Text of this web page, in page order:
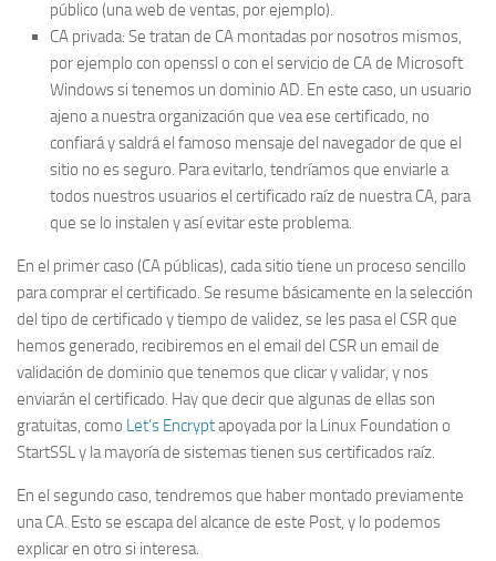
público (una web de ventas, por ejemplo).
CA privada: Se tratan de CA montadas por nosotros mismos,
por ejemplo con openssl o con el servicio de CA de Microsoft
Windows si tenemos un dominio AD. En este caso, un usuario
ajeno a nuestra organización que vea ese certificado, no
confiará y saldrá el famoso mensaje del navegador de que el
sitio no es seguro. Para evitarlo, tendríamos que enviarle a
todos nuestros usuarios el certificado raíz de nuestra CA, para
que se lo instalen y así evitar este problema.
En el primer caso (CA públicas), cada sitio tiene un proceso sencillo
para comprar el certificado. Se resume básicamente en la selección
del tipo de certificado y tiempo de validez, se les pasa el CSR que
hemos generado, recibiremos en el email del CSR un email de
validación de dominio que tenemos que clicar y validar, y nos
enviarán el certificado. Hay que decir que algunas de ellas son
gratuitas, como Let’s Encryptapoyada por la Linux Foundation o
StartSSL y la mayoría de sistemas tienen sus certificados raíz.
En el segundo caso, tendremos que haber montado previamente
una CA. Esto se escapa del alcance de este Post, y lo podemos
explicar en otro si interesa.